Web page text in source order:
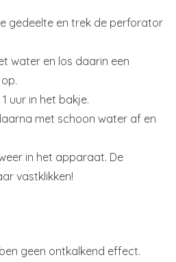
gedeelte en trek de perforator
water en los daarin een
uur in het bakje.
met schoon water af en
in het apparaat. De
vastklikken!
geen ontkalkend effect.